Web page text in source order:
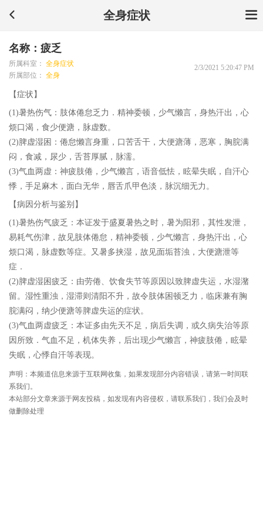
全身症状
名称：疲乏
所属科室： 全身症状
所属部位： 全身
2/3/2021 5:20:47 PM
【症状】
(1)暑热伤气：肢体倦怠乏力．精神委顿，少气懒言，身热汗出，心
烦口渴，食少便溏，脉虚数。
(2)脾虚湿困：倦怠懒言身重，口苦舌干，大便溏薄，恶寒，胸脘满
闷，食减，尿少，舌苔厚腻，脉濡。
(3)气血两虚：神疲肢倦，少气懒言，语音低怯，眩晕失眠，自汗心
悸，手足麻木，面白无华，唇舌爪甲色淡，脉沉细无力。
【病因分析与鉴别】
(1)暑热伤气疲乏：本证发于盛夏暑热之时，暑为阳邪，其性发泄，
易耗气伤津，故见肢体倦怠，精神委顿，少气懒言，身热汗出，心
烦口渴，脉虚数等症。又暑多挟湿，故见面垢苔浊，大便溏泄等
症．
(2)脾虚湿困疲乏：由劳倦、饮食失节等原因以致脾虚失运，水湿潴
留。湿性重浊，湿滞则清阳不升，故令肢体困顿乏力，临床兼有胸
脘满闷，纳少便溏等脾虚失运的症状。
(3)气血两虚疲乏：本证多由先天不足，病后失调，或久病失治等原
因所致．气血不足，机体失养，后出现少气懒言，神疲肢倦，眩晕
失眠，心悸自汗等表现。
声明：本频道信息来源于互联网收集，如果发现部分内容错误，请第一时间联
系我们。
本站部分文章来源于网友投稿，如发现有内容侵权，请联系我们，我们会及时
做删除处理